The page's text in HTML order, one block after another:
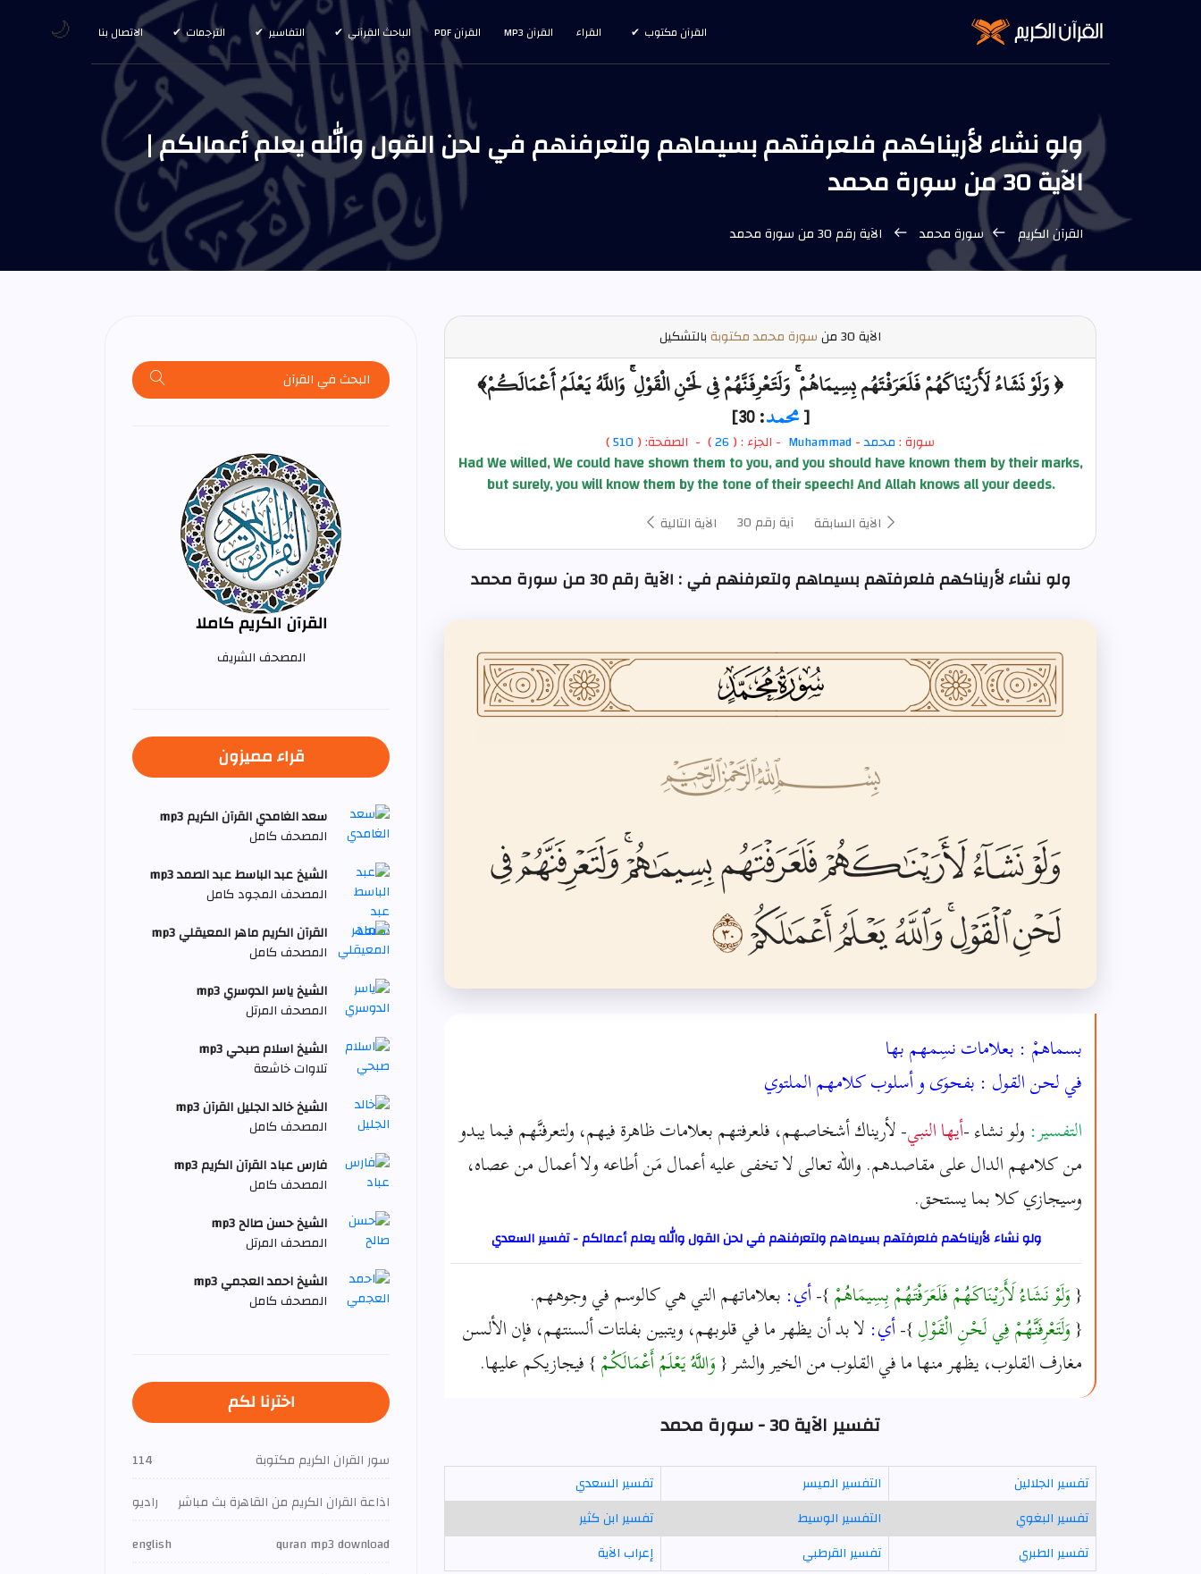
القرآن مكتوب القراء القرآن MP3 القرآن PDF الباحث القرآني التفاسير الترجمات الاتصال بنا
ولو نشاء لأريناكهم فلعرفتهم بسيماهم ولتعرفنهم في لحن القول والله يعلم أعمالكم |
الآية 30 من سورة محمد
القرآن الكريم سورة محمد الآية رقم 30 من سورة محمد
الآية سورة محمد مكتوبةبالتشكيل
﴿ وَلَوْ نَشَاءُ لَأَرَيْنَاكَهُمْ فَلَعَرَفْتَهُم بِسِيمَاهُمْ ۚ وَلَتَعْرِفَنَّهُمْ فِي لَحْنِ الْقَوْلِ ۚ وَاللَّهُ يَعْلَمُ أَعْمَالَكُمْ﴾
[محمد: 30]
سورة :محمد-
Muhammad - الجزء : (26) - الصفحة: (510
)
Had We willed, We could have shown them to you, and you should have known them by their marks,
but surely, you will know them by the tone of their speech! And Allah knows all your deeds.
الآية السابقة آية رقم 30 الآية التالية
ولو نشاء لأريناكهم فلعرفتهم بسيماهم ولتعرفنهم في : الآية رقم 30 من سورة محمد
بسماهمْ : بعلامات نسِمهم بها
في لحن القول : بفحوَى و أسلوب كلامهم الملتوي
التفسير: ولو نشاء -أيها النبي- لأريناك أشخاصهم، فلعرفتهم بعلامات ظاهرة فيهم، ولتعرفنَّهم فيما يبدو
من كلامهم الدال على مقاصدهم. والله تعالى لا تخفى عليه أعمال مَن أطاعه ولا أعمال من عصاه،
وسيجازي كلا بما يستحق.
ولو نشاء لأريناكهم فلعرفتهم بسيماهم ولتعرفنهم في لحن القول والله يعلم أعمالكم - تفسير السعدي
{وَلَوْ نَشَاءُ لَأَرَيْنَاكَهُمْ فَلَعَرَفْتَهُمْ بِسِيمَاهُمْ}-أي: بعلاماتهم التي هي كالوسم في وجوههم.
{وَلَتَعْرِفَنَّهُمْ فِي لَحْنِ الْقَوْلِ}-أي: لا بد أن يظهر ما في قلوبهم، ويتبين بفلتات ألسنتهم، فإن الألسن
مغارف القلوب، يظهر منها ما في القلوب من الخير والشر {وَاللَّهُ يَعْلَمُ أَعْمَالَكُمْ} فيجازيكم عليها.
تفسير الآية 30 - سورة محمد
تفسير الجلالين التفسير الميسر
تفسير السعدي
تفسير البغوي
التفسير الوسيط
تفسير ابن كثير
تفسير الطبري
تفسير القرطبي إعراب الآية
القرآن الكريم كاملا
المصحف الشريف
قراء مميزون
سعد الغامدي القرآن الكريم mp3
المصحف كامل
الشيخ عبد الباسط عبد الصمد mp3
المصحف المجود كامل
القرآن الكريم ماهر المعيقلي mp3
المصحف كامل
الشيخ ياسر الدوسري mp3
المصحف المرتل
الشيخ اسلام صبحي mp3
تلاوات خاشعة
الشيخ خالد الجليل القرآن mp3
المصحف كامل
فارس عباد القرآن الكريم mp3
المصحف كامل
الشيخ حسن صالح mp3
المصحف المرتل
الشيخ احمد العجمي mp3
المصحف كامل
اخترنا لكم
سور القران الكريم مكتوبة
114
اذاعة القران الكريم من القاهرة بث مباشر
راديو
quran mp3 download
english
🌙